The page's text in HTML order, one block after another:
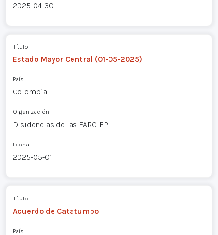
2025-04-30
Título
Estado Mayor Central (01-05-2025)
País
Colombia
Organización
Disidencias de las FARC-EP
Fecha
2025-05-01
Título
Acuerdo de Catatumbo
País